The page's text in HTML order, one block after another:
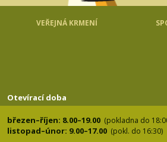
VEŘEJNÁ KRMENÍ
Otevírací doba
březen–říjen: 8.00–19.00 (pokladna do
listopad–únor: 9.00–17.00 (pokl. do 16:30)